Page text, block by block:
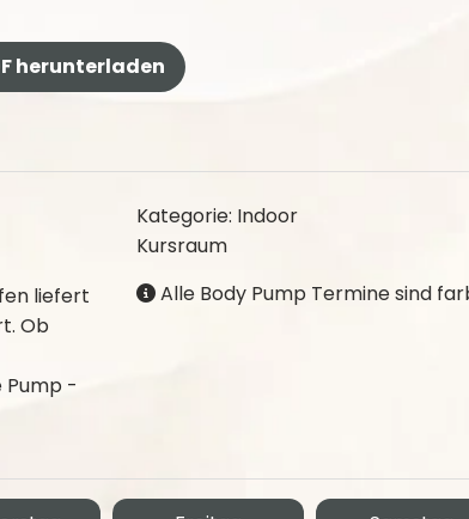
herunterladen
liefert
Ob
Pump -
Kategorie: Indoor
Kursraum
Alle Body Pump Termine sind